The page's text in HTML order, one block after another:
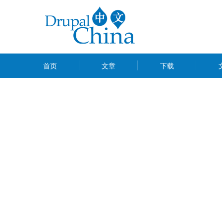
内
MENU
首页 文章 下载